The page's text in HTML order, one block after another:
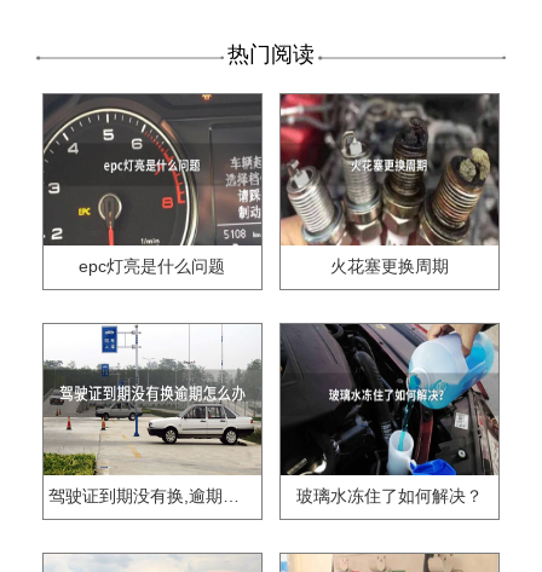
热门阅读
epc灯亮是什么问题 火花塞更换周期
驾驶证到期没有换,逾期怎么办?? 玻璃水冻住了如何解决？